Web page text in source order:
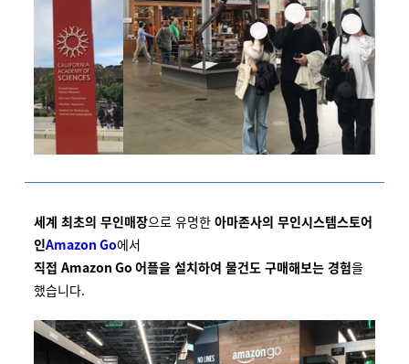
세계 최초의 무인매장으로 유명한 아마존사의 무인시스템스토어
인Amazon Go에서
직접 Amazon Go 어플을 설치하여 물건도 구매해보는 경험을
했습니다.